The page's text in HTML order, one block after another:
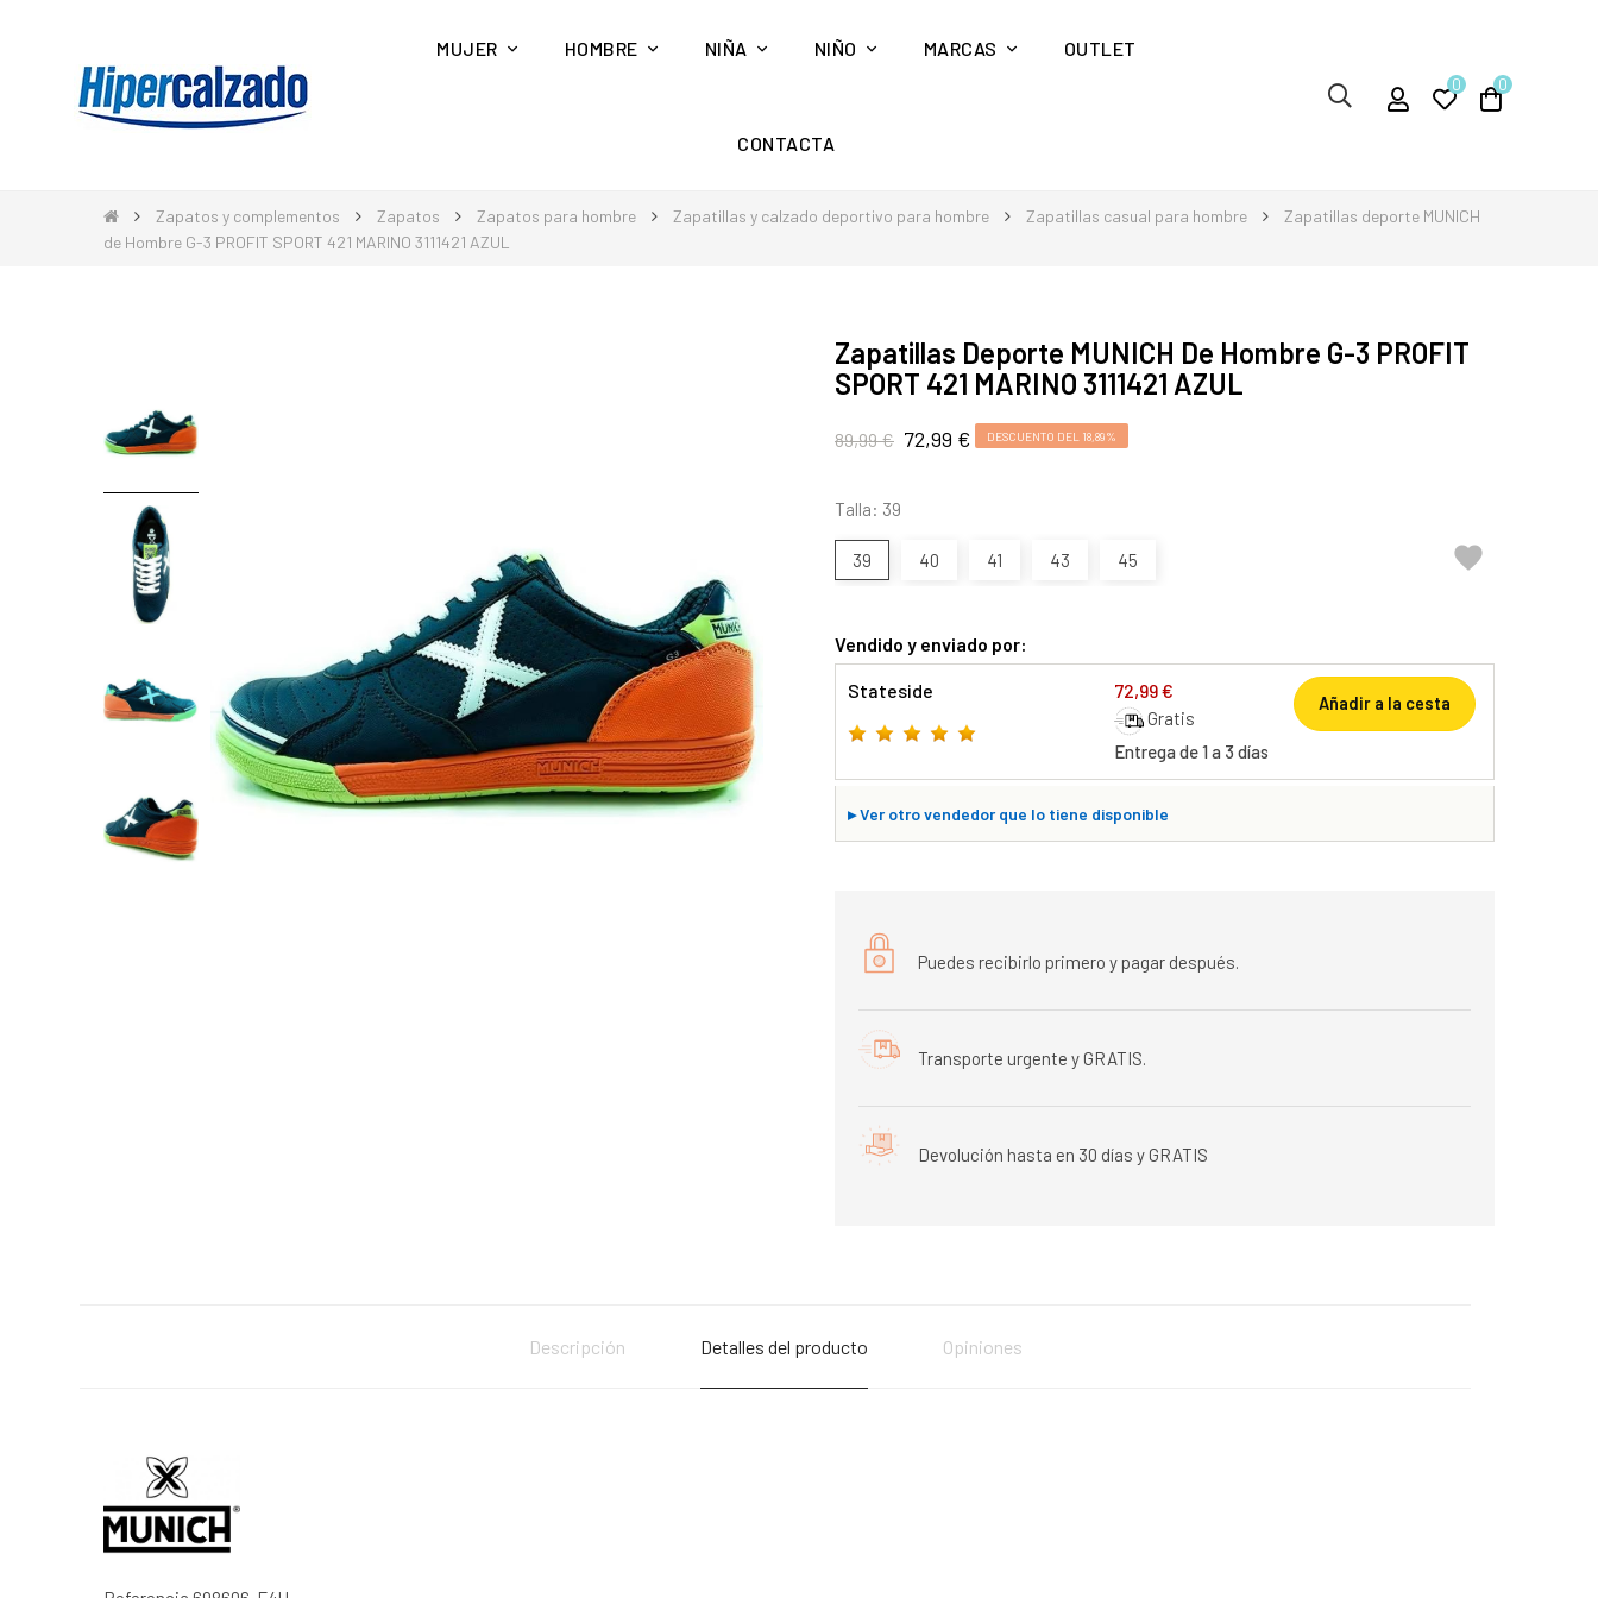
MUJER HOMBRE NIÑA NIÑO MARCAS OUTLET
CONTACTA
0 0
Zapatos y complementos Zapatos Zapatos para hombre Zapatillas y calzado deportivo para hombre Zapatillas casual para hombre
Zapatillas deporte MUNICH
de Hombre G-3 PROFIT SPORT 421 MARINO 3111421 AZUL
Zapatillas Deporte MUNICH De Hombre G-3 PROFIT
SPORT 421 MARINO 3111421 AZUL
89,99 € 72,99 € DESCUENTO DEL 18,89%
Talla: 39
39 40 41 43 45 
Vendido y enviado por:
Stateside 72,99 €
Gratis
Entrega de 1 a 3 días
Añadir a la cesta
▸Ver otro vendedor que lo tiene disponible
Puedes recibirlo primero y pagar después.
Transporte urgente y GRATIS.
Devolución hasta en 30 días y GRATIS
Descripción Detalles del producto Opiniones